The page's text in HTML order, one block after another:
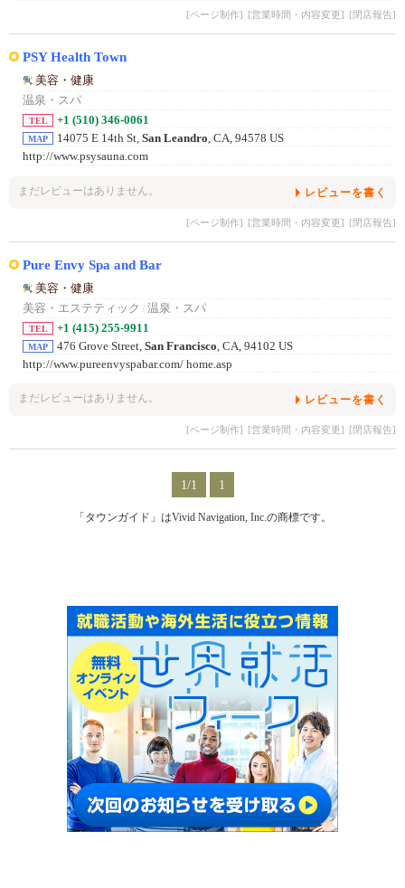
[ページ制作] [営業時間・内容変更] [閉店報告]
PSY Health Town
美容・健康
温泉・スパ
TEL +1 (510) 346-0061
MAP 14075 E 14th St, San Leandro, CA, 94578 US
http://www.psysauna.com
まだレビューはありません。 レビューを書く
[ページ制作] [営業時間・内容変更] [閉店報告]
Pure Envy Spa and Bar
美容・健康
美容・エステティック / 温泉・スパ
TEL +1 (415) 255-9911
MAP 476 Grove Street, San Francisco , CA, 94102 US
http://www.pureenvyspabar.com/ home.asp
まだレビューはありません。 レビューを書く
[ページ制作] [営業時間・内容変更] [閉店報告]
1/1 1
「タウンガイド」はVivid Navigation, Inc.の商標です。